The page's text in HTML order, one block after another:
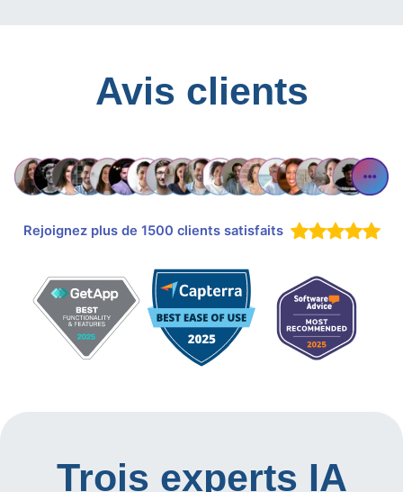
Avis clients
Rejoignez plus de 1500 clients satisfaits
Trois experts IA